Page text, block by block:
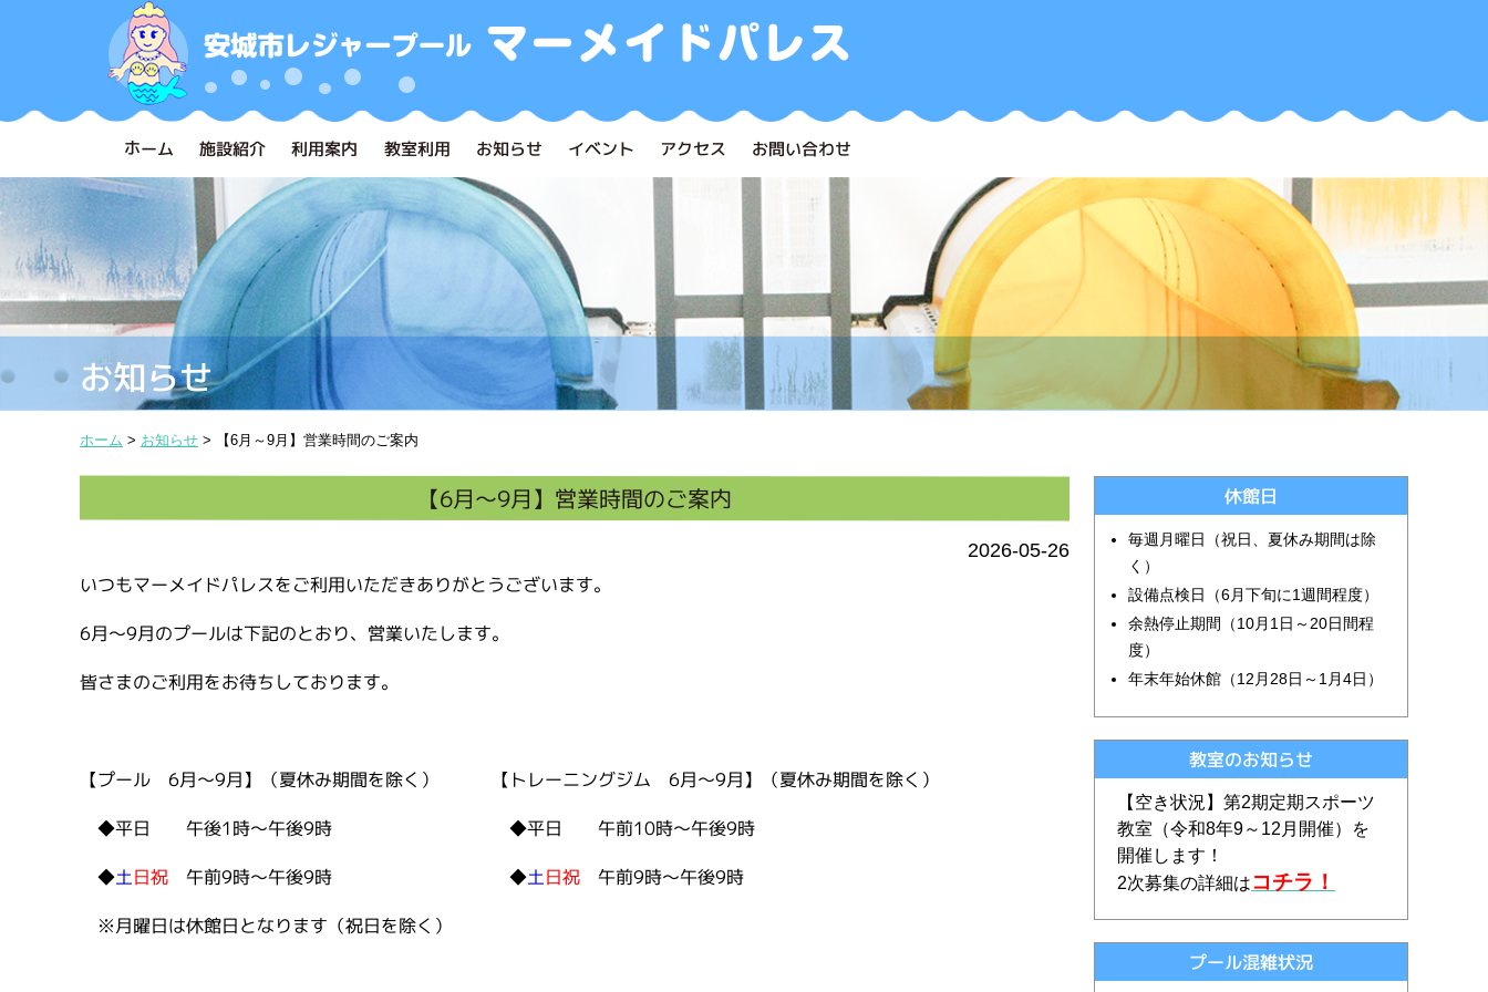
ホーム 施設紹介 利用案内 教室利用 お知らせ イベント アクセス お問い合わせ
お知らせ
ホーム > お知らせ > 【6月～9月】営業時間のご案内
【6月～9月】営業時間のご案内
2026-05-26
いつもマーメイドパレスをご利用いただきありがとうございます。
6月～9月のプールは下記のとおり、営業いたします。
皆さまのご利用をお待ちしております。
【プール 6月～9月】（夏休み期間を除く） 【トレーニングジム 6月～9月】（夏休み期間を除く）
◆平日 午後1時～午後9時 ◆平日 午前10時～午後9時
◆土日祝午前9時～午後9時 ◆土日祝午前9時～午後9時
※月曜日は休館日となります（祝日を除く）
休館日
毎週月曜日（祝日、夏休み期間は除
く）
設備点検日（6月下旬に1週間程度）
余熱停止期間（10月1日～20日間程
度）
年末年始休館（12月28日～1月4日）
教室のお知らせ
【空き状況】第2期定期スポーツ
教室（令和8年9～12月開催）を
開催します！
2次募集の詳細はコチラ！
プール混雑状況